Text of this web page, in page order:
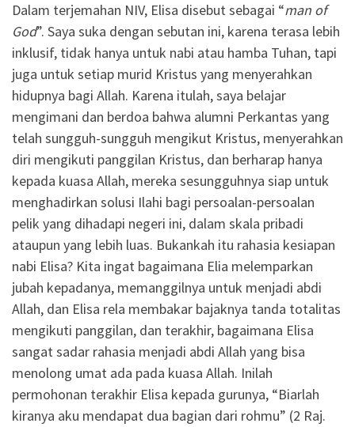
Dalam terjemahan NIV, Elisa disebut sebagai “man of
God”. Saya suka dengan sebutan ini, karena terasa lebih
inklusif, tidak hanya untuk nabi atau hamba Tuhan, tapi
juga untuk setiap murid Kristus yang menyerahkan
hidupnya bagi Allah. Karena itulah, saya belajar
mengimani dan berdoa bahwa alumni Perkantas yang
telah sungguh-sungguh mengikut Kristus, menyerahkan
diri mengikuti panggilan Kristus, dan berharap hanya
kepada kuasa Allah, mereka sesungguhnya siap untuk
menghadirkan solusi Ilahi bagi persoalan-persoalan
pelik yang dihadapi negeri ini, dalam skala pribadi
ataupun yang lebih luas. Bukankah itu rahasia kesiapan
nabi Elisa? Kita ingat bagaimana Elia melemparkan
jubah kepadanya, memanggilnya untuk menjadi abdi
Allah, dan Elisa rela membakar bajaknya tanda totalitas
mengikuti panggilan, dan terakhir, bagaimana Elisa
sangat sadar rahasia menjadi abdi Allah yang bisa
menolong umat ada pada kuasa Allah. Inilah
permohonan terakhir Elisa kepada gurunya, “Biarlah
kiranya aku mendapat dua bagian dari rohmu” (2 Raj.